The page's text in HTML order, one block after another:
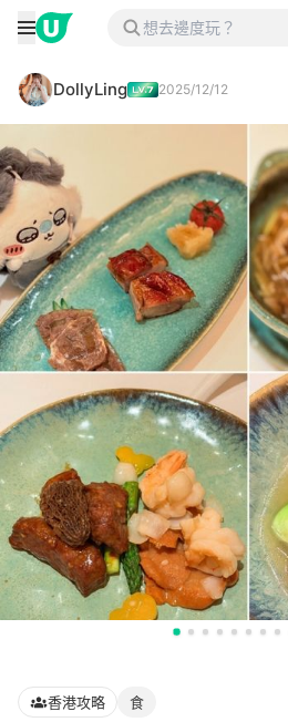
DollyLing 2025/12/12
香港攻略 食